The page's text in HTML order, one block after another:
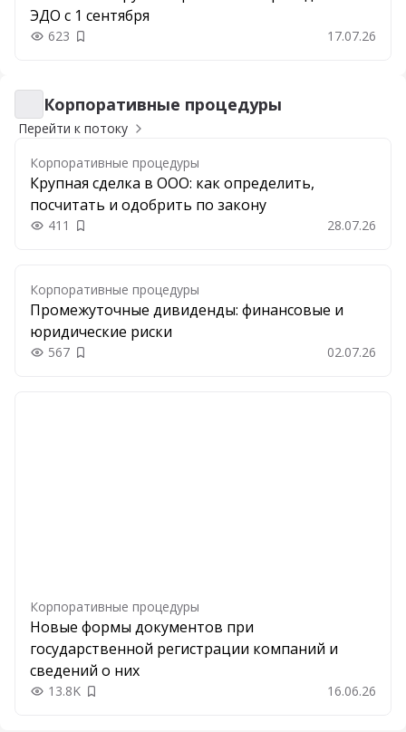
ЭДО с 1 сентября
623 Добавить в закладки 17.07.26
Корпоративные процедуры
Корпоративные процедуры
Перейти к потоку
Корпоративные процедуры
Крупная сделка в ООО: как определить,
посчитать и одобрить по закону
411 Добавить в закладки 28.07.26
Корпоративные процедуры
Промежуточные дивиденды: финансовые и
юридические риски
567 Добавить в закладки 02.07.26
Корпоративные процедуры
Новые формы документов при
государственной регистрации компаний и
сведений о них
13.8K Добавить в закладки 16.06.26